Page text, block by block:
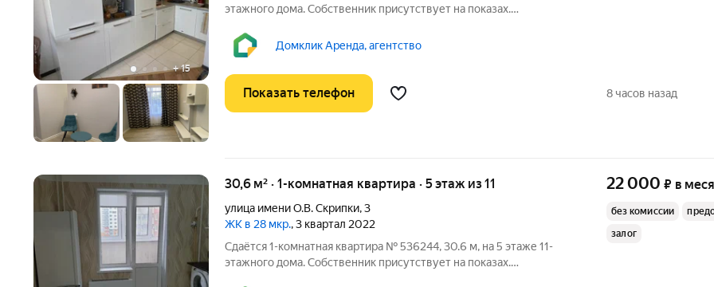
+15
этажного дома. Собственник присутствует на показах.
оплачиваются отдельно. По условиям проживания: можно с
детьми, можно с питомцами.
Домклик Аренда, агентство
Показать телефон 8 часов назад
30,6 м² · 1-комнатная квартира · 5 этаж из 11
улица имени О.В. Скрипки,3
ЖК в 28 мкр., 3 квартал 2022
Сдаётся 1-комнатная квартира № 536244, 30.6 м, на 5 этаже 11-
этажного дома. Собственник присутствует на показах.
22 000 ₽ в
без комиссии
залог